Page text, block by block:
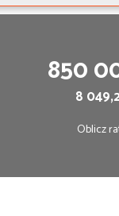
850
8
Oblicz